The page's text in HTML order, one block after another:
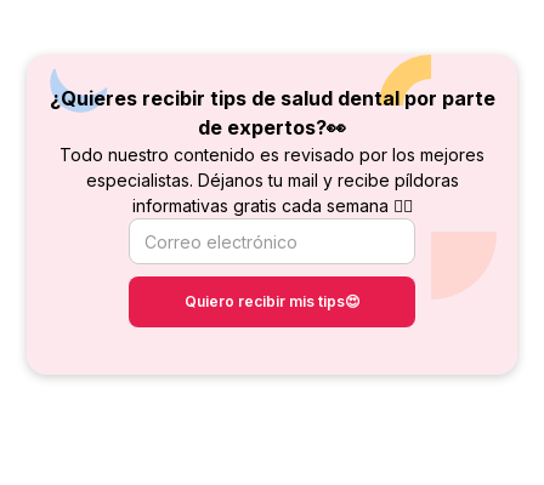
¿Quieres recibir tips de salud dental por parte
de expertos?👀
Todo nuestro contenido es revisado por los mejores
especialistas. Déjanos tu mail y recibe píldoras
informativas gratis cada semana 👇🏻